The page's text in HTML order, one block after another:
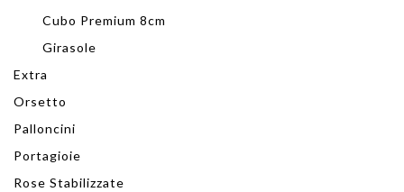
Cubo Premium 8cm
Girasole
Extra
Orsetto
Palloncini
Portagioie
Rose Stabilizzate